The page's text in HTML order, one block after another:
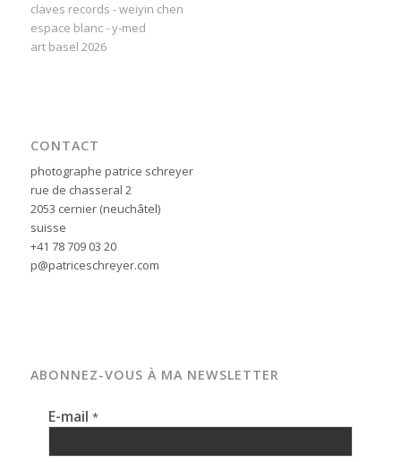
claves records - weiyin chen
espace blanc - y-med
art basel 2026
CONTACT
photographe patrice schreyer
rue de chasseral 2
2053 cernier (neuchâtel)
suisse
+41 78 709 03 20
p@patriceschreyer.com
ABONNEZ-VOUS À MA NEWSLETTER
E-mail *